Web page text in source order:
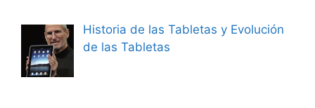
Historia de las Tabletas y Evolución
de las Tabletas